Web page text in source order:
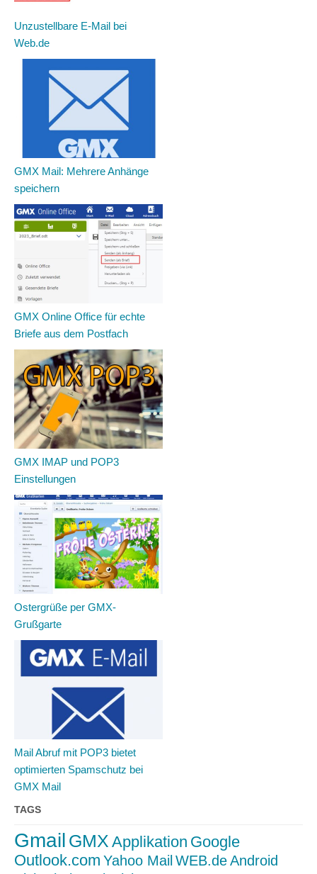
Unzustellbare E-Mail bei
Web.de
GMX Mail: Mehrere Anhänge
speichern
GMX Online Office für echte
Briefe aus dem Postfach
GMX IMAP und POP3
Einstellungen
Ostergrüße per GMX-
Grußgarte
Mail Abruf mit POP3 bietet
optimierten Spamschutz bei
GMX Mail
TAGS
Gmail GMX Applikation Google
Outlook.com Yahoo Mail WEB.deAndroid